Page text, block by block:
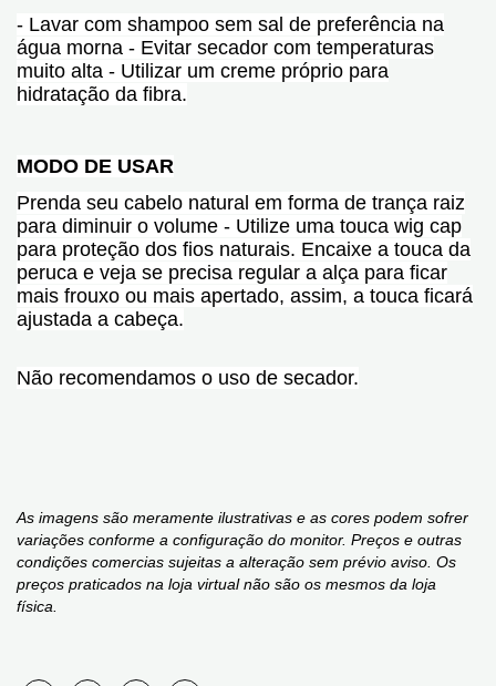
- Lavar com shampoo sem sal de preferência na
água morna - Evitar secador com temperaturas
muito alta - Utilizar um creme próprio para
hidratação da fibra.
MODO DE USAR
Prenda seu cabelo natural em forma de trança raiz
para diminuir o volume - Utilize uma touca wig cap
para proteção dos fios naturais. Encaixe a touca da
peruca e veja se precisa regular a alça para ficar
mais frouxo ou mais apertado, assim, a touca ficará
ajustada a cabeça.
Não recomendamos o uso de secador.
As imagens são meramente ilustrativas e as cores podem sofrer
variações conforme a configuração do monitor. Preços e outras
condições comercias sujeitas a alteração sem prévio aviso. Os
preços praticados na loja virtual não são os mesmos da loja
física.